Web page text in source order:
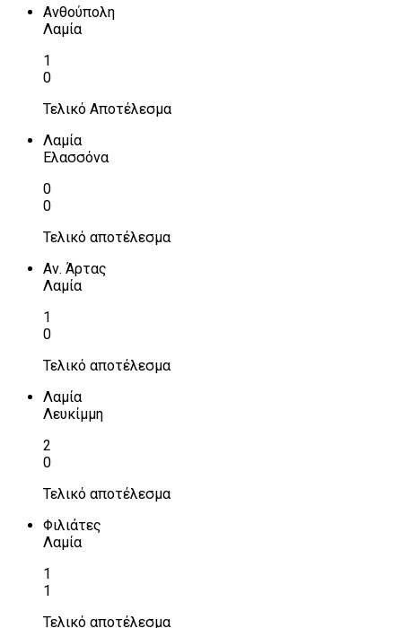
Ανθούπολη
Λαμία
1
0
Τελικό Αποτέλεσμα
Λαμία
Ελασσόνα
0
0
Τελικό αποτέλεσμα
Αν. Άρτας
Λαμία
1
0
Τελικό αποτέλεσμα
Λαμία
Λευκίμμη
2
0
Τελικό αποτέλεσμα
Φιλιάτες
Λαμία
1
1
Τελικό αποτέλεσμα